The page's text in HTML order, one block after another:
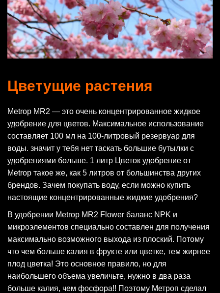
Цветущие растения
Metrop MR2 — это очень концентрированное жидкое
удобрение для цветов. Максимальное использование
составляет 100 мл на 100-литровый резервуар для
воды. значит у тебя нет таскать большие бутылки с
удобрениями больше. 1 литр Цветок удобрение от
Metrop такое же, как 5 литров от большинства других
брендов. Зачем покупать воду, если можно купить
настоящие концентрированные жидкие удобрения?
В удобрении Metrop MR2 Flower баланс NPK и
микроэлементов специально составлен для получения
максимально возможного выхода из плоский. Потому
что чем больше калия в фрукте или цветке, тем жирнее
плод цветка! Это основное правило, но для
наибольшего объема увеличьте, нужно в два раза
больше калия, чем фосфора!! Поэтому Метроп сделал